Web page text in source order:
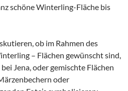
schöne Winterling-Fläche bis
ob im Rahmen des
– Flächen gewünscht sind,
Jena, oder gemischte Flächen
oder